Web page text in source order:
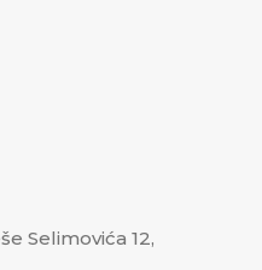
Selimovića 12,